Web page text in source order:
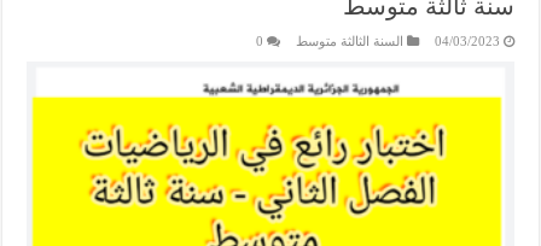
سنة ثالثة متوسط
04/03/2023 السنة الثالثة متوسط 0